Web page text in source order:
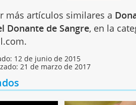
más artículos similares a
Donante de Sangre, en la
12 de junio de 2015
21 de marzo de 2017